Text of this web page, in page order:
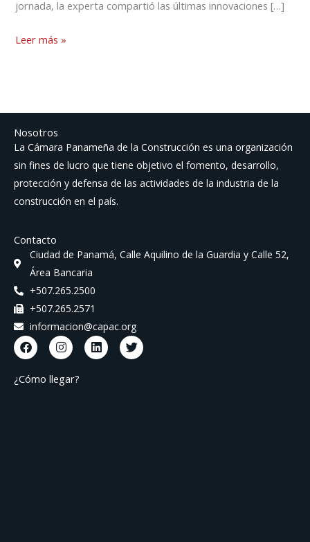
jornada, la experta compartió las últimas innovaciones […]
Leer más »
Nosotros
La Cámara Panameña de la Construcción es una organización
sin fines de lucro que tiene objetivo el fomento, desarrollo,
protección y defensa de las actividades de la industria de la
construcción en el país.
Contacto
Ciudad de Panamá, Calle Aquilino de la Guardia y Calle 52,
Área Bancaria
+507.265.2500
+507.265.2571
informacion@capac.org
F
a
c
e
b
I
n
s
t
a
L
i
n
T
w
i
¿Cómo llegar?